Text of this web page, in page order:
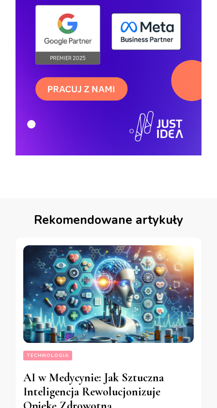
Rekomendowane artykuły
TECHNOLOGIA
AI w Medycynie: Jak Sztuczna
Inteligencja Rewolucjonizuje